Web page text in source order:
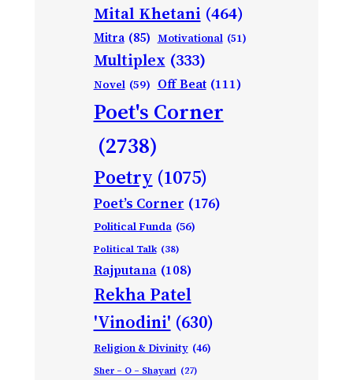
Mital Khetani (464)
Mitra (85) Motivational (51)
Multiplex (333)
Novel (59) Off Beat (111)
Poet's Corner
(2738)
Poetry (1075)
Poet’s Corner (176)
Political Funda (56)
Political Talk (38)
Rajputana (108)
Rekha Patel
'Vinodini' (630)
Religion & Divinity (46)
Sher – O – Shayari (27)